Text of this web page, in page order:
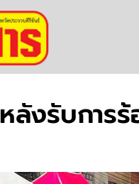
ลังรับการ